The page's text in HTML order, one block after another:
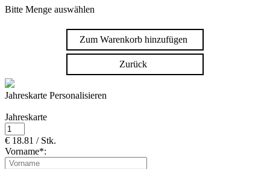
Bitte Menge auswählen
Zum Warenkorb hinzufügen
Zurück
Jahreskarte Personalisieren
Jahreskarte
€ 18.81 / Stk.
Vorname*: